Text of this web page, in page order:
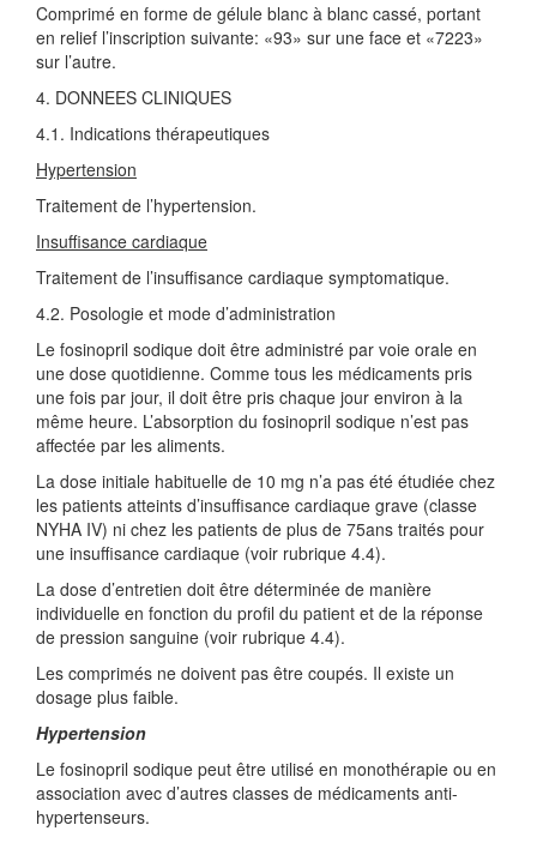
Comprimé en forme de gélule blanc à blanc cassé, portant
en relief l’inscription suivante: «93» sur une face et «7223»
sur l’autre.
4. DONNEES CLINIQUES
4.1. Indications thérapeutiques
Hypertension
Traitement de l’hypertension.
Insuffisance cardiaque
Traitement de l’insuffisance cardiaque symptomatique.
4.2. Posologie et mode d’administration
Le fosinopril sodique doit être administré par voie orale en
une dose quotidienne. Comme tous les médicaments pris
une fois par jour, il doit être pris chaque jour environ à la
même heure. L’absorption du fosinopril sodique n’est pas
affectée par les aliments.
La dose initiale habituelle de 10 mg n’a pas été étudiée chez
les patients atteints d’insuffisance cardiaque grave (classe
NYHA IV) ni chez les patients de plus de 75ans traités pour
une insuffisance cardiaque (voir rubrique 4.4).
La dose d’entretien doit être déterminée de manière
individuelle en fonction du profil du patient et de la réponse
de pression sanguine (voir rubrique 4.4).
Les comprimés ne doivent pas être coupés. Il existe un
dosage plus faible.
Hypertension
Le fosinopril sodique peut être utilisé en monothérapie ou en
association avec d’autres classes de médicaments anti-
hypertenseurs.